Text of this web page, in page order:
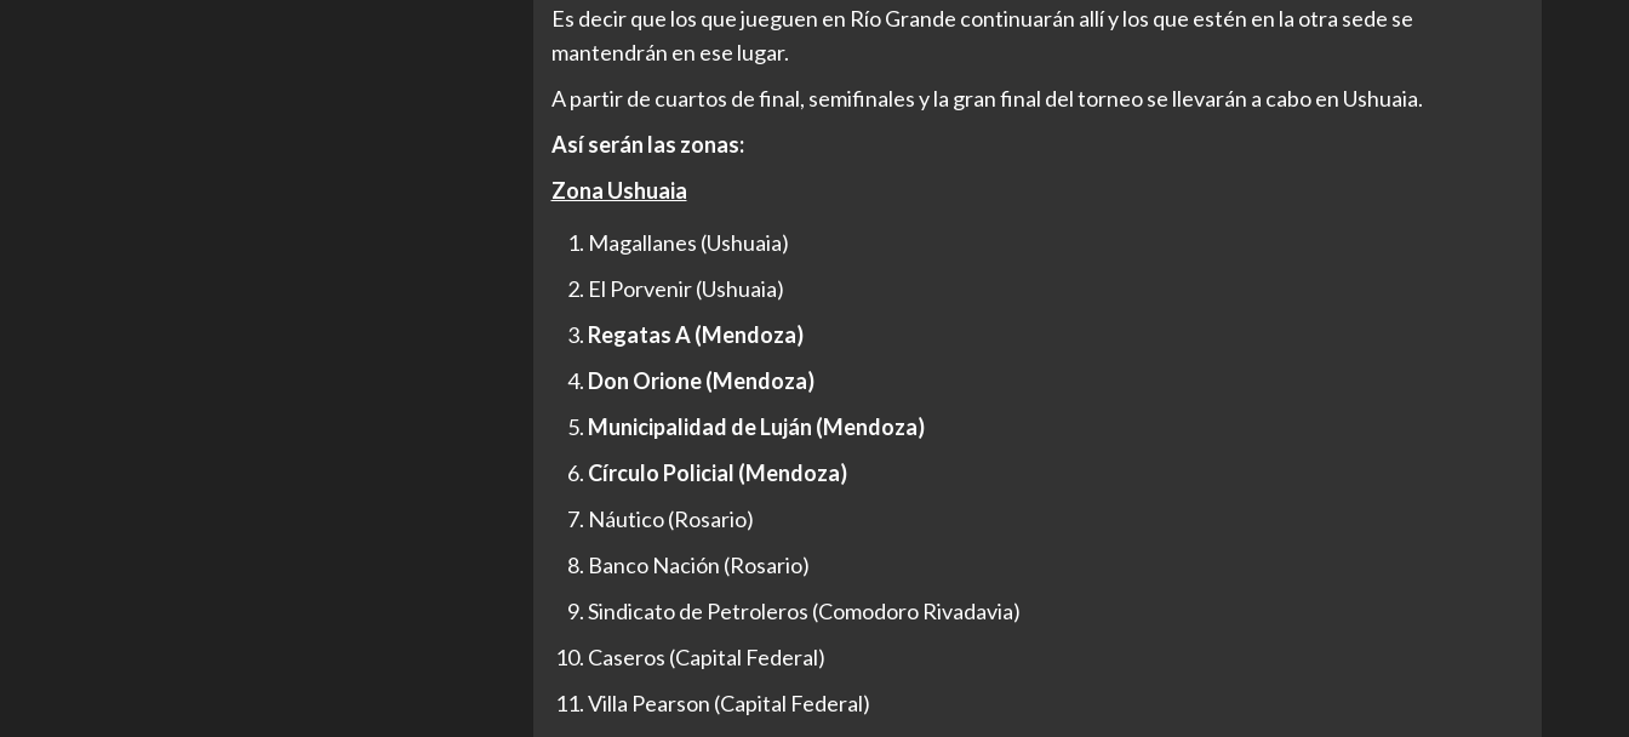
Es decir que los que jueguen en Río Grande continuarán allí y los que estén en la otra sede se
mantendrán en ese lugar.
A partir de cuartos de final, semifinales y la gran final del torneo se llevarán a cabo en Ushuaia.
Así serán las zonas:
Zona Ushuaia
Magallanes (Ushuaia)
El Porvenir (Ushuaia)
Regatas A (Mendoza)
Don Orione (Mendoza)
Municipalidad de Luján (Mendoza)
Círculo Policial (Mendoza)
Náutico (Rosario)
Banco Nación (Rosario)
Sindicato de Petroleros (Comodoro Rivadavia)
Caseros (Capital Federal)
Villa Pearson (Capital Federal)